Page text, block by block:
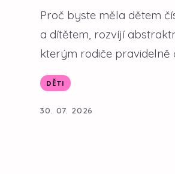
Proč byste měla dětem
a dítětem, rozvíjí
kterým rodiče pravidelně
DĚTI
30. 07. 2026